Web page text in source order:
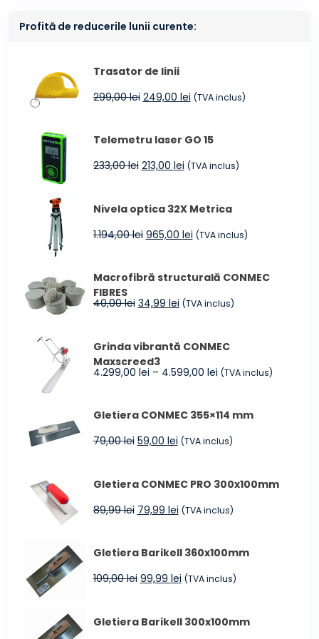
Profită de reducerile lunii curente:
Trasator de linii
299,00lei Prețul
fost:
249,00 leiPrețul
249,00 lei.
(TVA inclus)
Telemetru laser GO 15
233,00lei Prețul
fost:
213,00 leiPrețul
213,00 lei.
(TVA inclus)
Nivela optica 32X Metrica
1.194,00lei Prețul
fost:
965,00 leiPrețul
965,00 lei.
(TVA inclus)
Macrofibră structurală CONMEC
FIBRES
40,00lei Prețul
fost:
40,00 lei.
34,99 leiPrețul
34,99 lei.
(TVA inclus)
Grinda vibrantă CONMEC
Maxscreed3
4.299,00 lei – 4.599,00 leiInterval
4.299,00 lei
la
(TVA inclus)
Gletiera CONMEC 355×114 mm
79,00lei Prețul
fost:
59,00 leiPrețul
59,00 lei.
(TVA inclus)
Gletiera CONMEC PRO 300x100mm
89,99lei Prețul
fost:
79,99 leiPrețul
79,99 lei.
(TVA inclus)
Gletiera Barikell 360x100mm
109,00lei Prețul
fost:
99,99 leiPrețul
99,99 lei.
(TVA inclus)
Gletiera Barikell 300x100mm